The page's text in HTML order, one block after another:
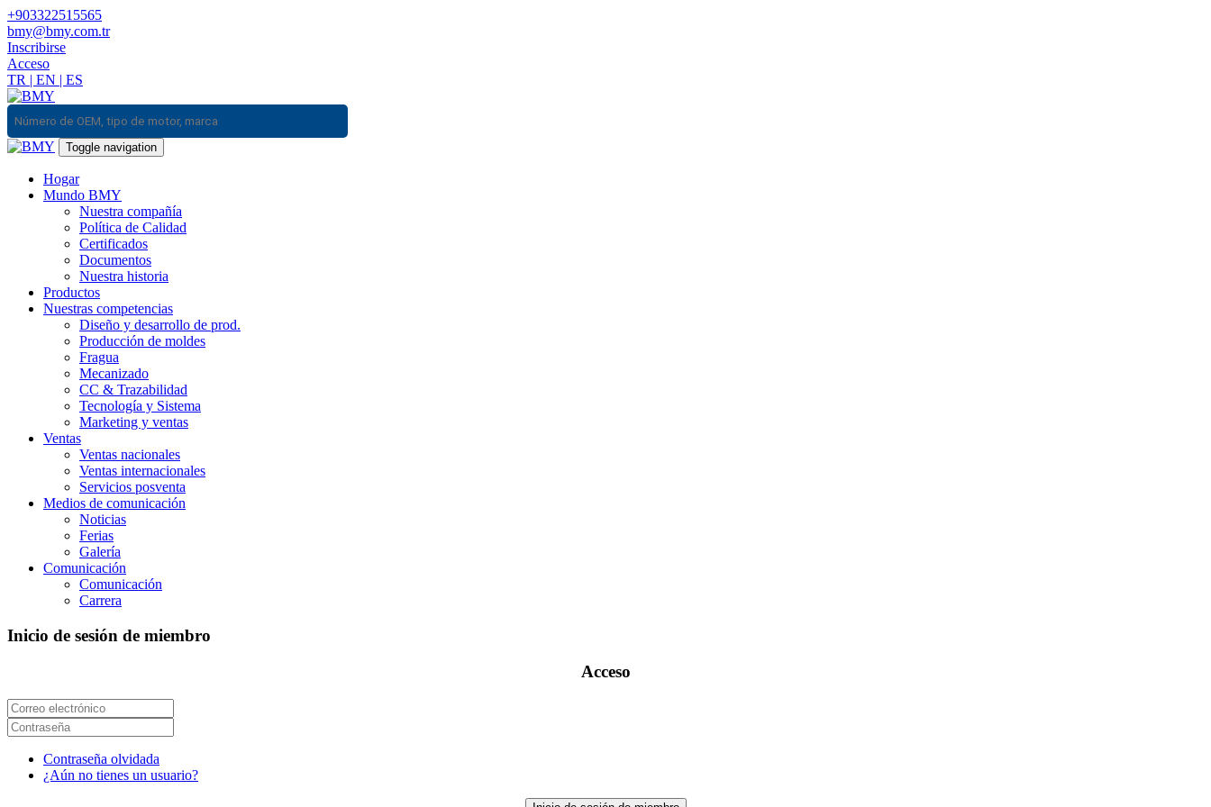
+903322515565
bmy@bmy.com.tr
Inscribirse
Acceso
TR | EN | ES
Toggle navigation
Hogar
Mundo BMY
Nuestra compañía
Política de Calidad
Certificados
Documentos
Nuestra historia
Productos
Nuestras competencias
Diseño y desarrollo de prod.
Producción de moldes
Fragua
Mecanizado
CC & Trazabilidad
Tecnología y Sistema
Marketing y ventas
Ventas
Ventas nacionales
Ventas internacionales
Servicios posventa
Medios de comunicación
Noticias
Ferias
Galería
Comunicación
Comunicación
Carrera
Inicio de sesión de miembro
Acceso
Contraseña olvidada
¿Aún no tienes un usuario?